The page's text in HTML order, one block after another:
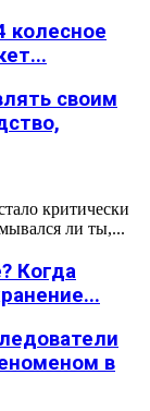
колесное
своим
критически
ли ты,...
Когда
в